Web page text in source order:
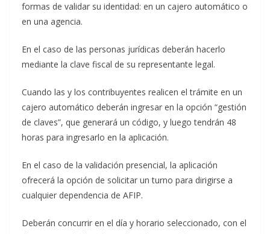
formas de validar su identidad: en un cajero automático o
en una agencia.
En el caso de las personas jurídicas deberán hacerlo
mediante la clave fiscal de su representante legal.
Cuando las y los contribuyentes realicen el trámite en un
cajero automático deberán ingresar en la opción “gestión
de claves”, que generará un código, y luego tendrán 48
horas para ingresarlo en la aplicación.
En el caso de la validación presencial, la aplicación
ofrecerá la opción de solicitar un turno para dirigirse a
cualquier dependencia de AFIP.
Deberán concurrir en el día y horario seleccionado, con el